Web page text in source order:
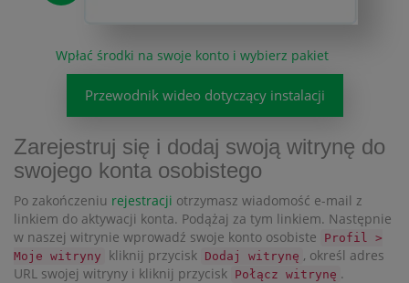
Wpłać środki na swoje konto i wybierz pakiet
Przewodnik wideo dotyczący instalacji
Zarejestruj się i dodaj swoją witrynę do
swojego konta osobistego
Po zakończeniu rejestracji otrzymasz wiadomość e-mail z
linkiem do aktywacji konta. Podążaj za tym linkiem. Następnie
w naszej witrynie wprowadź swoje konto osobiste
Profil >
Moje witryny
kliknij przycisk Dodaj witrynę , określ adres
URL swojej witryny i kliknij przycisk Połącz witrynę .